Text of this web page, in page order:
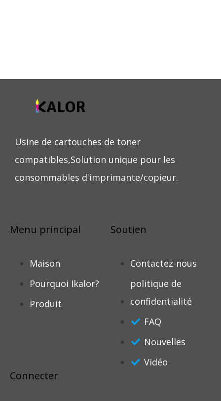
Usine de cartouches de toner
compatibles,Solution unique pour les
consommables d'imprimante/copieur.
Menu principal
Maison
Pourquoi Ikalor?
Produit
Soutien
Contactez-nous
politique de
confidentialité
FAQ
Nouvelles
Vidéo
Connecter